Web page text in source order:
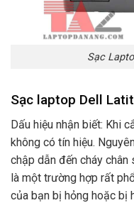
Sạc
Sạc laptop Dell
Dấu hiệu nhận biết: Khi
không có tín hiệu.
chập dẫn đến cháy
là một trường hợp rất
của bạn bị hỏng hoặc bị